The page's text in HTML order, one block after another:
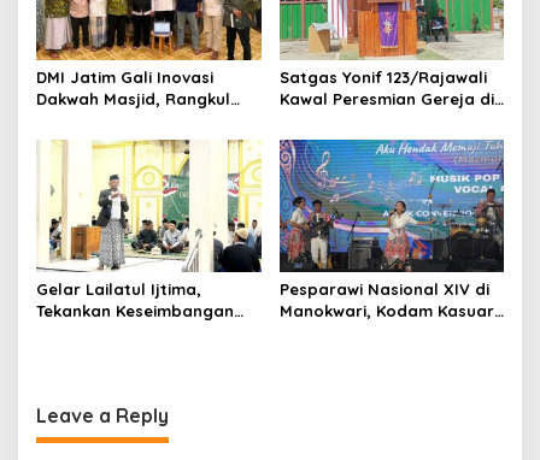
DMI Jatim Gali Inovasi
Dakwah Masjid, Rangkul
Satgas Yonif 123/Rajawali
Kawal Peresmian Gereja di
Warga Perkuat Stabilitas
Papua Selatan
Gelar Lailatul Ijtima,
Tekankan Keseimbangan
Pesparawi Nasional XIV di
Manokwari, Kodam Kasuari
Leave a Reply